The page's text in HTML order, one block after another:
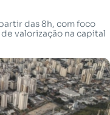
das 8h, com foco
valorização na capital